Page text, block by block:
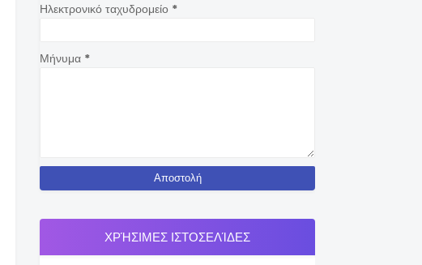
Ηλεκτρονικό ταχυδρομείο *
Μήνυμα *
ΧΡΉΣΙΜΕΣ ΙΣΤΟΣΕΛΊΔΕΣ